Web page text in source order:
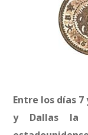
Entre los días
y Dallas la